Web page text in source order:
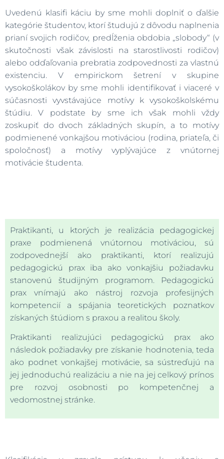
Uvedenú klasifi káciu by sme mohli doplniť o ďalšie
kategórie študentov, ktorí študujú z dôvodu naplnenia
prianí svojich rodičov, predĺženia obdobia „slobody“ (v
skutočnosti však závislosti na starostlivosti rodičov)
alebo odďaľovania prebratia zodpovednosti za vlastnú
existenciu. V empirickom šetrení v skupine
vysokoškolákov by sme mohli identifikovať i viaceré v
súčasnosti vyvstávajúce motívy k vysokoškolskému
štúdiu. V podstate by sme ich však mohli vždy
zoskupiť do dvoch základných skupín, a to motívy
podmienené vonkajšou motiváciou (rodina, priateľa, či
spoločnosť) a motívy vyplývajúce z vnútornej
motivácie študenta.
Praktikanti, u ktorých je realizácia pedagogickej
praxe podmienená vnútornou motiváciou, sú
zodpovednejší ako praktikanti, ktorí realizujú
pedagogickú prax iba ako vonkajšiu požiadavku
stanovenú študijným programom. Pedagogickú
prax vnímajú ako nástroj rozvoja profesijných
kompetencií a spájania teoretických poznatkov
získaných štúdiom s praxou a realitou školy.
Praktikanti realizujúci pedagogickú prax ako
následok požiadavky pre získanie hodnotenia, teda
ako podnet vonkajšej motivácie, sa sústreďujú na
jej jednoduchú realizáciu a nie na jej celkový prínos
pre rozvoj osobnosti po kompetenčnej a
vedomostnej stránke.